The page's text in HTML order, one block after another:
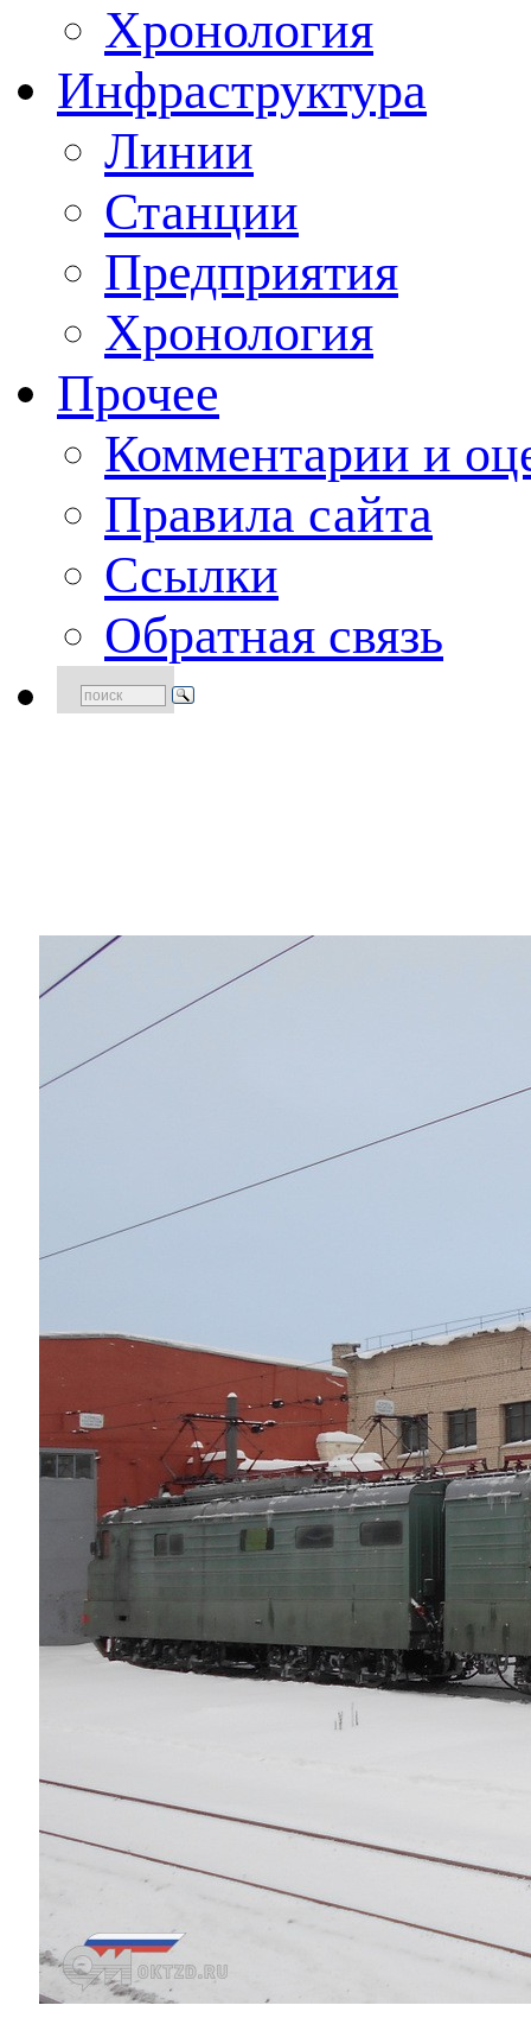
Хронология
Инфраструктура
Линии
Станции
Предприятия
Хронология
Прочее
Комментарии и
Правила сайта
Ссылки
Обратная связь